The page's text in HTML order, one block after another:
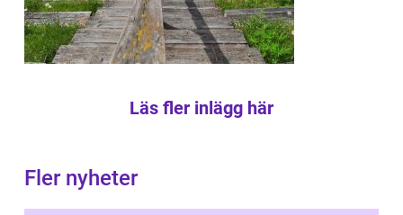
Läs fler inlägg här
Fler nyheter